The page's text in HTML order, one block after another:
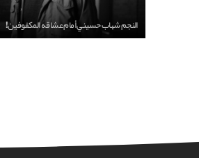
النجم شهاب حسيني أمام عشاقه المكفوفين!